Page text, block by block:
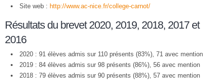
Site web : http://www.ac-nice.fr/college-carnot/
Résultats du brevet 2020, 2019, 2018, 2017 et
2016
2020 : 91 élèves admis sur 110 présents (83%), 71 avec mention
2019 : 84 élèves admis sur 98 présents (86%), 56 avec mention
2018 : 79 élèves admis sur 90 présents (88%), 57 avec mention